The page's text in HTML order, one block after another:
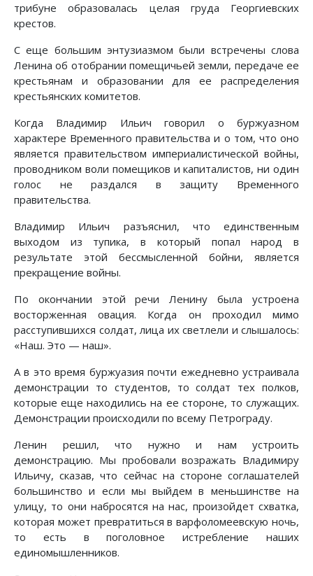
трибуне образовалась целая груда Георгиевских
крестов.
С еще большим энтузиазмом были встречены слова
Ленина об отобрании помещичьей земли, передаче ее
крестьянам и образовании для ее распределения
крестьянских комитетов.
Когда Владимир Ильич говорил о буржуазном
характере Временного правительства и о том, что оно
является правительством империалистической войны,
проводником воли помещиков и капиталистов, ни один
голос не раздался в защиту Временного
правительства.
Владимир Ильич разъяснил, что единственным
выходом из тупика, в который попал народ в
результате этой бессмысленной бойни, является
прекращение войны.
По окончании этой речи Ленину была устроена
восторженная овация. Когда он проходил мимо
расступившихся солдат, лица их светлели и слышалось:
«Наш. Это — наш».
А в это время буржуазия почти ежедневно устраивала
демонстрации то студентов, то солдат тех полков,
которые еще находились на ее стороне, то служащих.
Демонстрации происходили по всему Петрограду.
Ленин решил, что нужно и нам устроить
демонстрацию. Мы пробовали возражать Владимиру
Ильичу, сказав, что сейчас на стороне соглашателей
большинство и если мы выйдем в меньшинстве на
улицу, то они набросятся на нас, произойдет схватка,
которая может превратиться в варфоломеевскую ночь,
то есть в поголовное истребление наших
единомышленников.